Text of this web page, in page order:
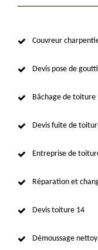
Couvreur
Devis pose de
Bâchage de toiture
Devis fuite de
Entreprise de
Réparation et
Devis toiture 14
Démoussage